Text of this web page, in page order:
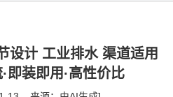
设计 工业排水 渠道适用
即装即用·高性价比